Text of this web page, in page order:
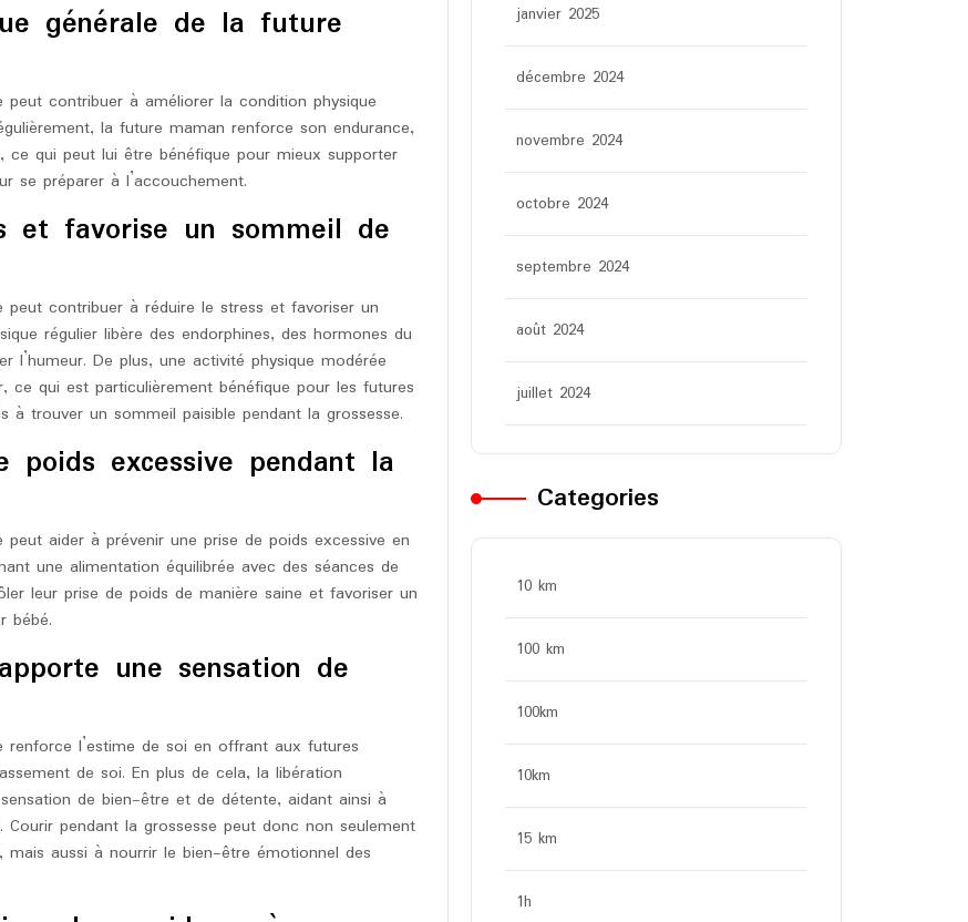
générale de la future
contribuer à améliorer la condition physique
la future maman renforce son endurance,
qui peut lui être bénéfique pour mieux supporter
se préparer à l’accouchement.
et favorise un sommeil de
contribuer à réduire le stress et favoriser un
régulier libère des endorphines, des hormones du
De plus, une activité physique modérée
qui est particulièrement bénéfique pour les futures
trouver un sommeil paisible pendant la grossesse.
excessive pendant la
aider à prévenir une prise de poids excessive en
une alimentation équilibrée avec des séances de
leur prise de poids de manière saine et favoriser un
bébé.
une sensation de
l’estime de soi en offrant aux futures
de soi. En plus de cela, la libération
de bien-être et de détente, aidant ainsi à
pendant la grossesse peut donc non seulement
aussi à nourrir le bien-être émotionnel des
janvier 2025
décembre 2024
novembre 2024
octobre 2024
septembre 2024
août 2024
juillet 2024
Categories
10 km
100 km
100km
10km
15 km
1h